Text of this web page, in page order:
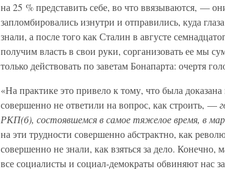
на 25 % представить себе, во что ввязываются, —
запломбировались изнутри и отправились, куда
знали, а после того как Сталин в августе
получим власть в свои руки, сорганизовать ее мы
только действовать по заветам Бонапарта: очертя
«На практике это привело к тому, что была
совершенно не ответили на вопрос, как строить, —
РКП(б), состоявшемся в самое тяжелое время, в
на эти трудности совершенно абстрактно, как
совершенно не знали, как взяться за дело. Конечно,
все социалисты и социал-демократы обвиняют нас